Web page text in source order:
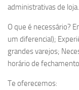
administrativas de loja.
O que é necessário?
um diferencial);
grandes varejos;
horário de
Te oferecemos: